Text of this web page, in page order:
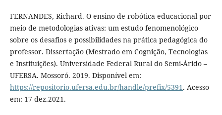
FERNANDES, Richard. O ensino de robótica educacional por
meio de metodologias ativas: um estudo fenomenológico
sobre os desafios e possibilidades na prática pedagógica do
professor. Dissertação (Mestrado em Cognição, Tecnologias
e Instituições). Universidade Federal Rural do Semi-Árido –
UFERSA. Mossoró. 2019. Disponível em:
https://repositorio.ufersa.edu.br/handle/prefix/5391. Acesso
em: 17 dez.2021.